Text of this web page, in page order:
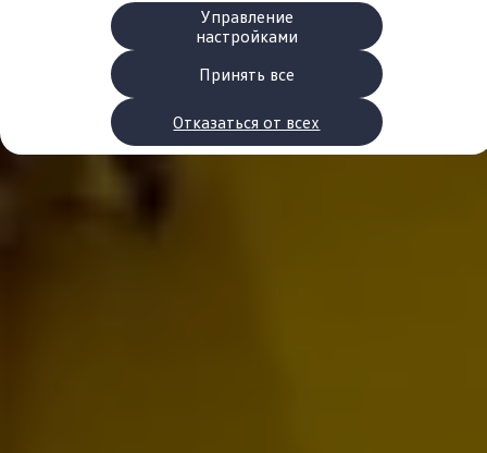
Принять все
Отказаться от всех
Управление
настройками
Персонализация
Настенная зарядная станция и кабели для
Важная информация для клиентов
Переработка и возврат продукции
Кампании по отзыву автомобилей
Предупредительные и контрольные
Обновления программного обеспечения
Обновления программного обеспечения для